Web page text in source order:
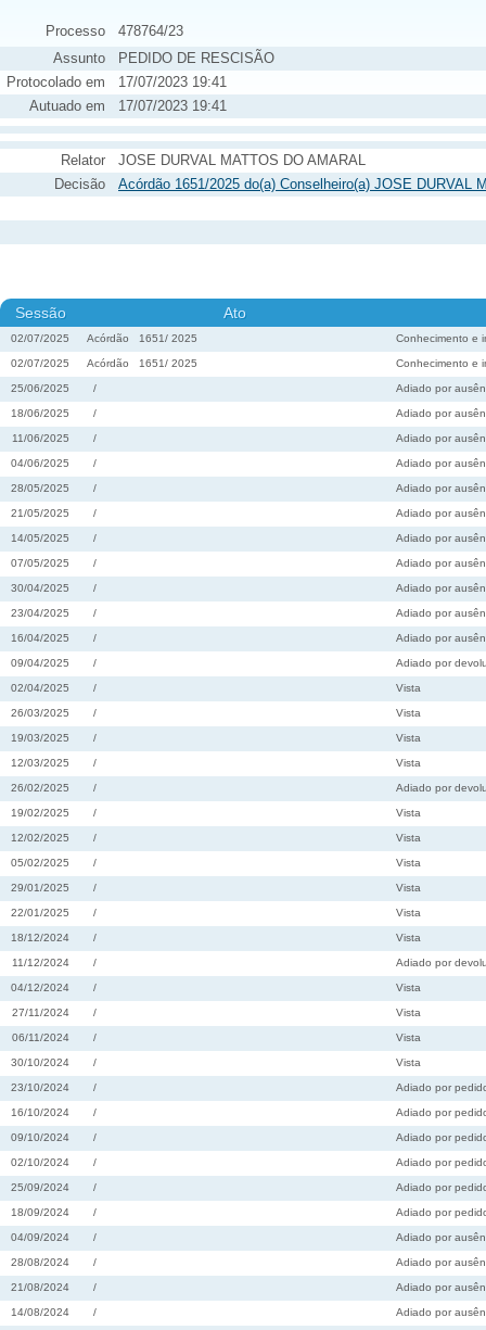
Processo
478764/23
Assunto
PEDIDO DE RESCISÃO
Protocolado em
17/07/2023 19:41
Autuado em
17/07/2023 19:41
Relator
JOSE DURVAL MATTOS DO AMARAL
Decisão
Acórdão 1651/2025 do(a) Conselheiro(a) JOSE DURVAL
Sessão Ato
02/07/2025 Acórdão 1651/ 2025 Conhecimento e
02/07/2025 Acórdão 1651/ 2025 Conhecimento e
25/06/2025 / Adiado por
18/06/2025 / Adiado por
11/06/2025 / Adiado por
04/06/2025 / Adiado por
28/05/2025 / Adiado por
21/05/2025 / Adiado por
14/05/2025 / Adiado por
07/05/2025 / Adiado por
30/04/2025 / Adiado por
23/04/2025 / Adiado por
16/04/2025 / Adiado por
09/04/2025 / Adiado por
02/04/2025 / Vista
26/03/2025 / Vista
19/03/2025 / Vista
12/03/2025 / Vista
26/02/2025 / Adiado por
19/02/2025 / Vista
12/02/2025 / Vista
05/02/2025 / Vista
29/01/2025 / Vista
22/01/2025 / Vista
18/12/2024 / Vista
11/12/2024 / Adiado por
04/12/2024 / Vista
27/11/2024 / Vista
06/11/2024 / Vista
30/10/2024 / Vista
23/10/2024 / Adiado por
16/10/2024 / Adiado por
09/10/2024 / Adiado por
02/10/2024 / Adiado por
25/09/2024 / Adiado por
18/09/2024 / Adiado por
04/09/2024 / Adiado por
28/08/2024 / Adiado por
21/08/2024 / Adiado por
14/08/2024 / Adiado por